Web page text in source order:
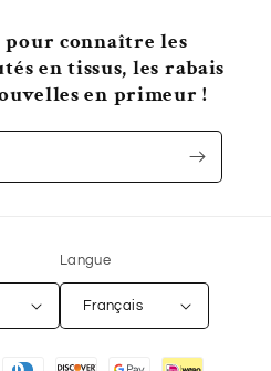
pour connaître les
en tissus, les rabais
en primeur !
Langue
Français